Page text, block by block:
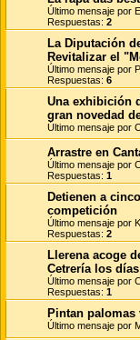
Último mensaje por
Respuestas: 2
La Diputación
Revitalizar el
Último mensaje por
Respuestas: 6
Una exhibición
gran novedad
Último mensaje por
Arrastre en
Último mensaje por
Respuestas: 1
Detienen a
competición
Último mensaje por
Respuestas: 2
Llerena acoge
Cetrería los
Último mensaje por
Respuestas: 1
Pintan
Último mensaje por